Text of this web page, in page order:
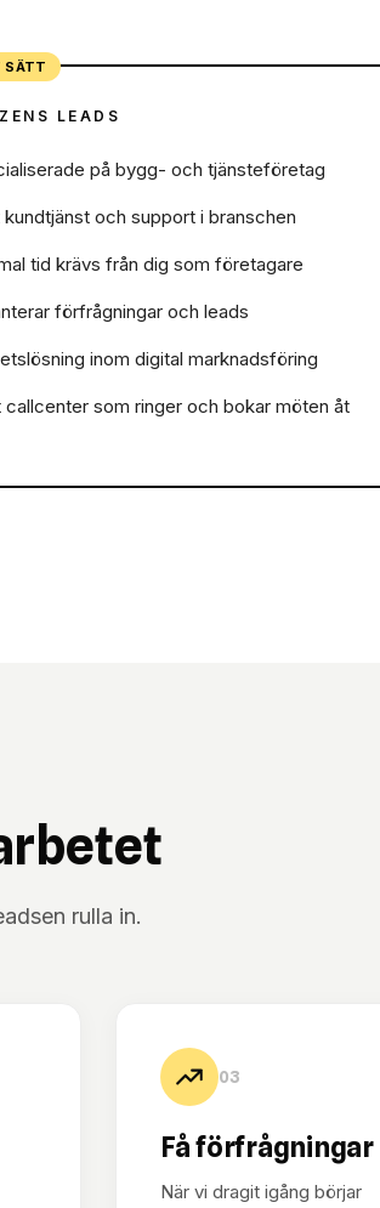
SÄTT
LEADS
på bygg- och tjänsteföretag
kundtjänst och support i branschen
tid krävs från dig som företagare
förfrågningar och leads
inom digital marknadsföring
callcenter som ringer och bokar möten åt
rulla in.
03
Få förfrågningar
När vi dragit igång börjar